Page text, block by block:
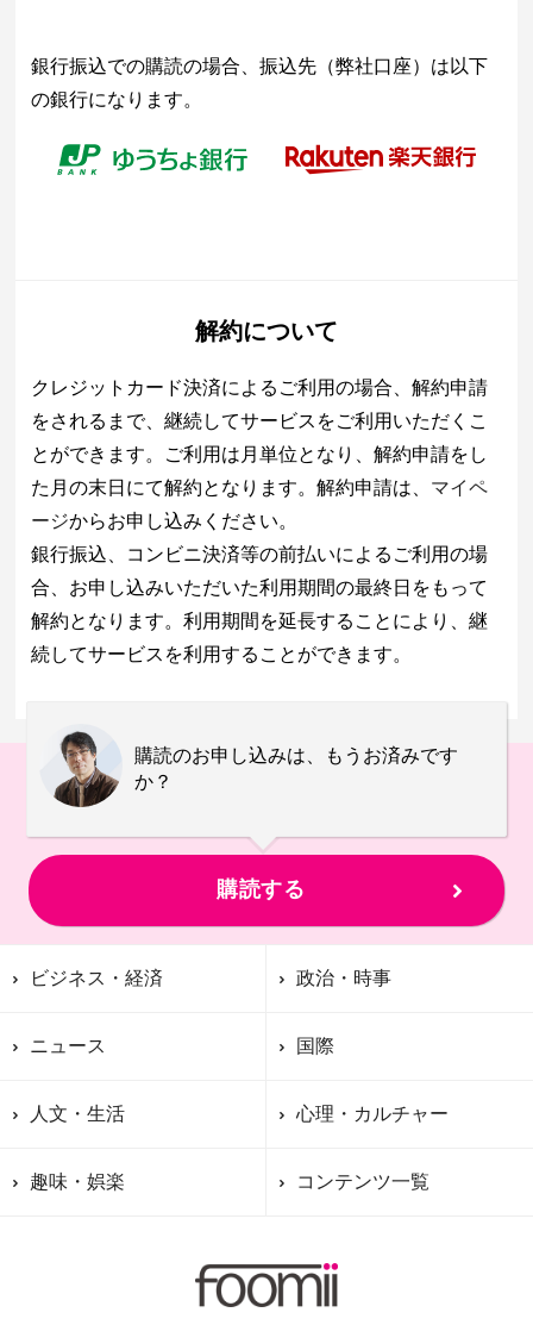
銀行振込での購読の場合、振込先（弊社口座）は以下
の銀行になります。
解約について
クレジットカード決済によるご利用の場合、解約申請
をされるまで、継続してサービスをご利用いただくこ
とができます。ご利用は月単位となり、解約申請をし
た月の末日にて解約となります。解約申請は、 マイペ
ージからお申し込みください。
銀行振込、コンビニ決済等の前払いによるご利用の場
合、お申し込みいただいた利用期間の最終日をもって
解約となります。利用期間を延長することにより、継
続してサービスを利用することができます。
購読のお申し込みは、もうお済みです
か？
購読する
ビジネス・経済 政治・時事
ニュース 国際
人文・生活 心理・カルチャー
趣味・娯楽 コンテンツ一覧